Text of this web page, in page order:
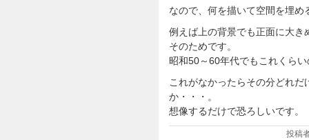
なので、何を描いて空間を埋
例えば上の背景でも正面に大
そのためです。
昭和50～60年代でもこれくら
これがなかったらその分どれ
か・・・。
想像するだけで恐ろしいです。
投稿